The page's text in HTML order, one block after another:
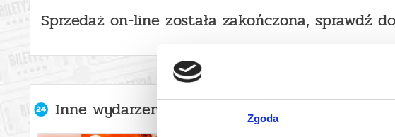
Zgoda
Sprzedaż on-line została zakończona, sprawdź
Inne wydarzenia organizatora